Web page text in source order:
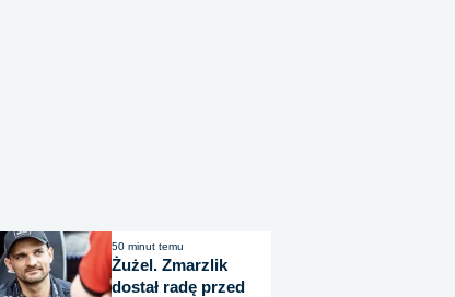
50 minut temu
Żużel. Zmarzlik
dostał radę przed